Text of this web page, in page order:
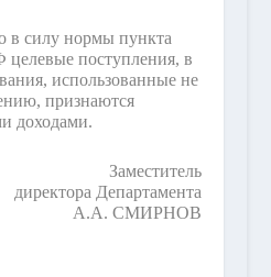
в силу нормы пункта
поступления, в
использованные не
признаются
доходами.
Заместитель
директора Департамента
А.А. СМИРНОВ